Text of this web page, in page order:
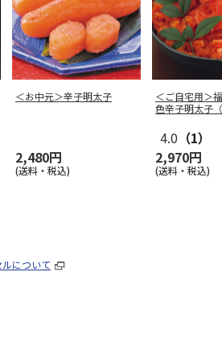
＜お中元＞辛子明太子
2,480円
(送料・税込)
＜ご自宅用＞
色辛子明太子
4.0 （1）
2,970円
(送料・税込)
について